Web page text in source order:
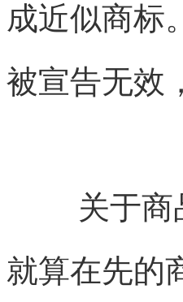
成近似商标
被宣告无效
关于
就算在先的